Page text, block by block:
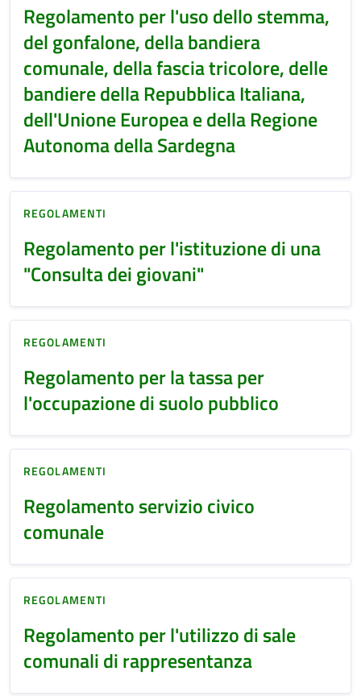
Regolamento per l'uso dello stemma,
del gonfalone, della bandiera
comunale, della fascia tricolore, delle
bandiere della Repubblica Italiana,
dell'Unione Europea e della Regione
Autonoma della Sardegna
REGOLAMENTI
Regolamento per l'istituzione di una
"Consulta dei giovani"
REGOLAMENTI
Regolamento per la tassa per
l'occupazione di suolo pubblico
REGOLAMENTI
Regolamento servizio civico
comunale
REGOLAMENTI
Regolamento per l'utilizzo di sale
comunali di rappresentanza